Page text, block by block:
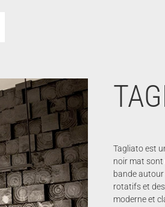
Tagliato est
noir mat sont
bande autour
rotatifs et
moderne et